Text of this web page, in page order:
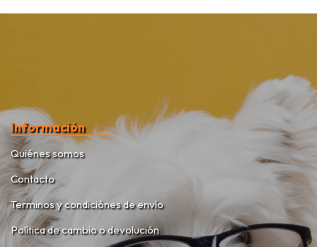
Información
Quiénes somos
Contacto
Terminos y condiciónes de envío
Política de cambio o devolución